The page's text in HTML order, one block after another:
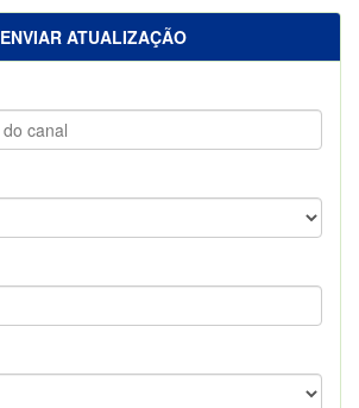
ENVIAR ATUALIZAÇÃO